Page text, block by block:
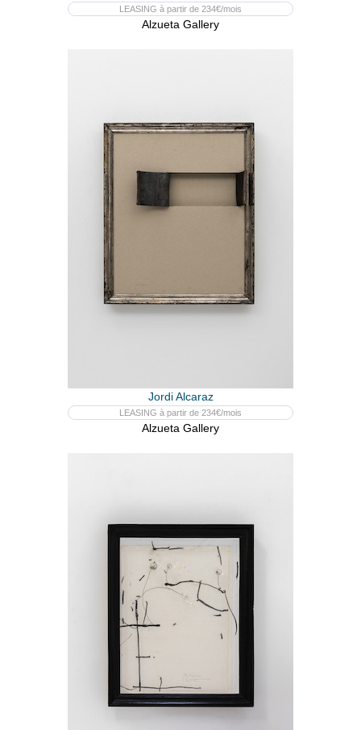
LEASING à partir de 234€/mois
Alzueta Gallery
Jordi Alcaraz
LEASING à partir de 234€/mois
Alzueta Gallery